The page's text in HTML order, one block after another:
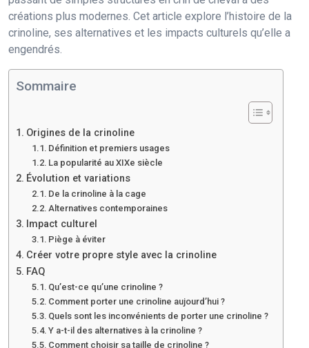
créations plus modernes. Cet article explore l’histoire de la
crinoline, ses alternatives et les impacts culturels qu’elle a
engendrés.
Sommaire
Origines de la crinoline
Définition et premiers usages
La popularité au XIXe siècle
Évolution et variations
De la crinoline à la cage
Alternatives contemporaines
Impact culturel
Piège à éviter
Créer votre propre style avec la crinoline
FAQ
Qu’est-ce qu’une crinoline ?
Comment porter une crinoline aujourd’hui ?
Quels sont les inconvénients de porter une crinoline ?
Y a-t-il des alternatives à la crinoline ?
Comment choisir sa taille de crinoline ?